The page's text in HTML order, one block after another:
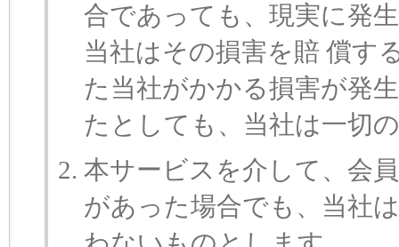
合であっても、現実に発
当社はその損害を賠 償す
た当社がかかる損害が発
たとしても、当社は一切
本サービスを介して、会
があった場合でも、当社